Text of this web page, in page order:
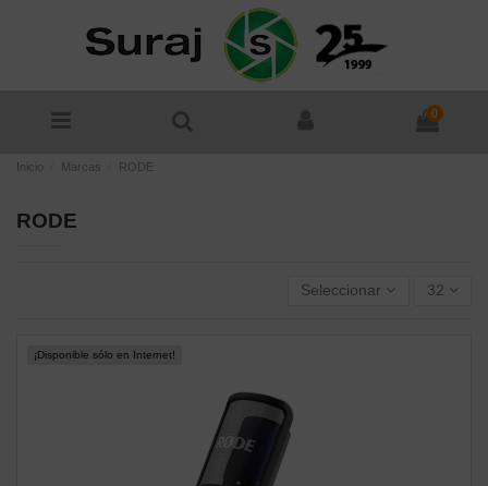
0
Inicio Marcas RODE
RODE
Seleccionar 32
¡Disponible sólo en Internet!